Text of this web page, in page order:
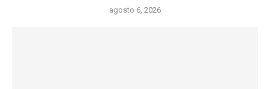
agosto 6, 2026